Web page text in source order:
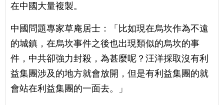
在中國大量複製。
中國問題專家草庵居士：「比如現在烏坎作為不遠
的城鎮，在烏坎事件之後也出現類似的烏坎的事
件，中共卻強力封殺，為甚麼呢？汪洋採取沒有利
益集團涉及的地方就會放開，但是有利益集團的就
會站在利益集團的一面去。」